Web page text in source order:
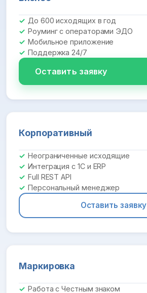
До 600 исходящих в год
Роуминг с операторами ЭДО
Мобильное приложение
Поддержка 24/7
Оставить заявку
Корпоративный
Неограниченные исходящие
Интеграция с 1С и ERP
Full REST API
Персональный менеджер
Оставить заявку
Маркировка
Работа с Честным знаком